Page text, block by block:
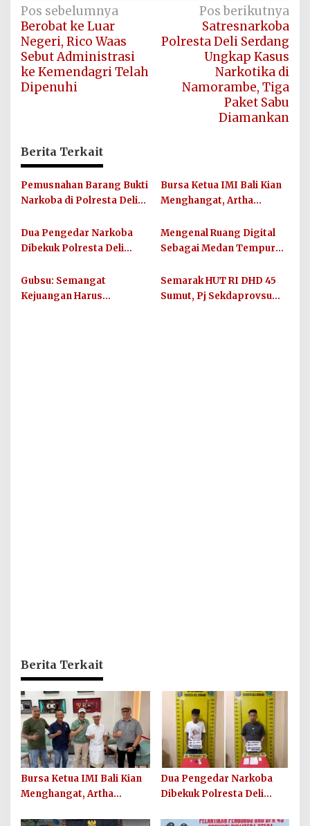
Navigasi
pos
Pos sebelumnya
Berobat ke Luar
Negeri, Rico Waas
Sebut Administrasi
ke Kemendagri Telah
Dipenuhi
Pos berikutnya
Satresnarkoba
Polresta Deli Serdang
Ungkap Kasus
Narkotika di
Namorambe, Tiga
Paket Sabu
Diamankan
Berita Terkait
Pemusnahan Barang Bukti
Narkoba di Polresta Deli
Dimusnahkan dan 5.304
Jiwa
Bursa Ketua IMI Bali Kian
Menghangat, Artha
Kesiapan Maju
Dua Pengedar Narkoba
Dibekuk Polresta Deli
Peredaran Sabu Kembali
Digagalkan
Mengenal Ruang Digital
Sebagai Medan Tempur
Mengenal Gencatan
Senjata
Gubsu: Semangat
Kejuangan Harus
Semarak HUT RI DHD 45
Sumut, Pj Sekdaprovsu
Berita Terkait
Bursa Ketua IMI Bali Kian
Menghangat, Artha
Dua Pengedar Narkoba
Dibekuk Polresta Deli